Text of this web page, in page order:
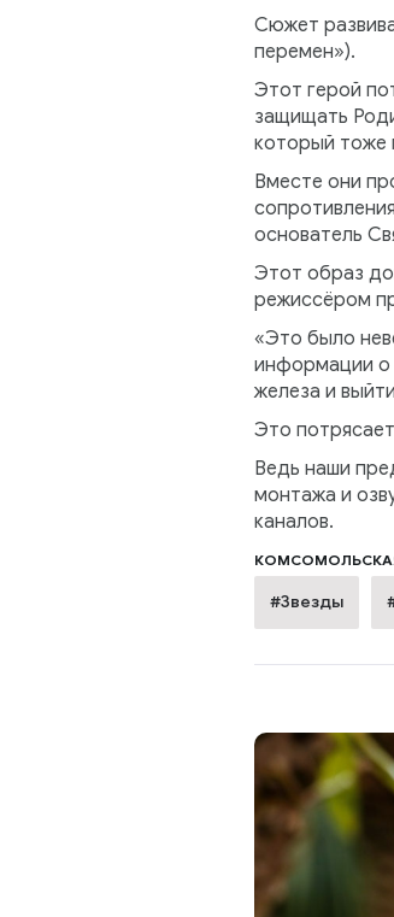
Сюжет
перемен»).
Этот герой
защищать
который тоже
Вместе они
основатель
Этот образ
режиссёром
«Это было
информации о
железа и
Это
Ведь наши
монтажа и
каналов.
#Звезды